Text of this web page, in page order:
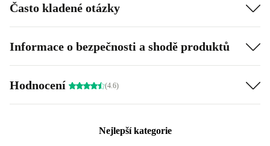
Často kladené otázky
Informace o bezpečnosti a shodě produktů
Hodnocení (4.6)
Nejlepší kategorie